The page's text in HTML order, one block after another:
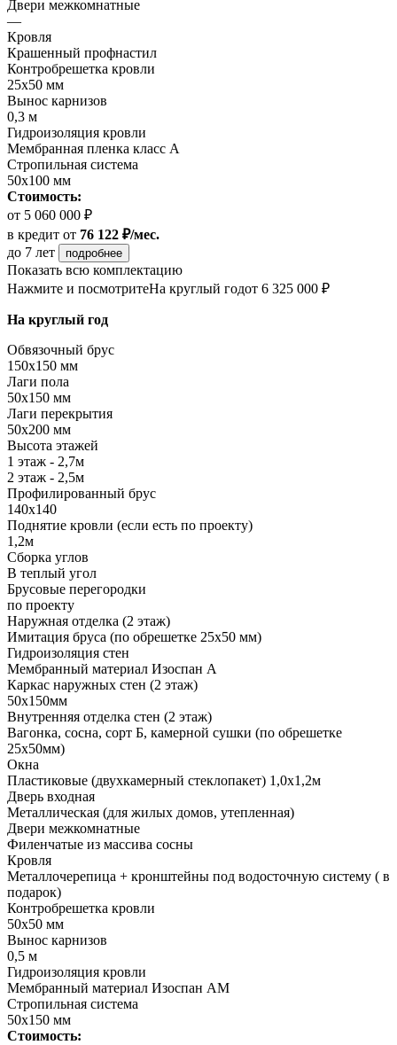
Двери межкомнатные
—
Кровля
Крашенный профнастил
Контробрешетка кровли
25х50 мм
Вынос карнизов
0,3 м
Гидроизоляция кровли
Мембранная пленка класс А
Стропильная система
50х100 мм
Стоимость:
от 5 060 000 ₽
в кредит от 76 122 ₽/мес.
до 7 лет
подробнее
Показать всю комплектацию
Нажмите и посмотритеНа круглый годот 6 325 000 ₽
На круглый год
Обвязочный брус
150х150 мм
Лаги пола
50х150 мм
Лаги перекрытия
50х200 мм
Высота этажей
1 этаж - 2,7м
2 этаж - 2,5м
Профилированный брус
140х140
Поднятие кровли (если есть по проекту)
1,2м
Сборка углов
В теплый угол
Брусовые перегородки
по проекту
Наружная отделка (2 этаж)
Имитация бруса (по обрешетке 25х50 мм)
Гидроизоляция стен
Мембранный материал Изоспан А
Каркас наружных стен (2 этаж)
50х150мм
Внутренняя отделка стен (2 этаж)
Вагонка, сосна, сорт Б, камерной сушки (по обрешетке
25х50мм)
Окна
Пластиковые (двухкамерный стеклопакет) 1,0х1,2м
Дверь входная
Металлическая (для жилых домов, утепленная)
Двери межкомнатные
Филенчатые из массива сосны
Кровля
Металлочерепица + кронштейны под водосточную систему ( в
подарок)
Контробрешетка кровли
50х50 мм
Вынос карнизов
0,5 м
Гидроизоляция кровли
Мембранный материал Изоспан АМ
Стропильная система
50х150 мм
Стоимость: